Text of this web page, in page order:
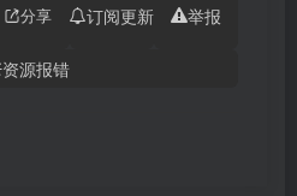
分享 订阅更新 举报
资源报错